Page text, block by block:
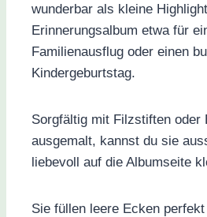
wunderbar als kleine
Erinnerungsalbum etwa für
Familienausflug oder einen
Kindergeburtstag.
Sorgfältig mit Filzstiften oder
ausgemalt, kannst du sie
liebevoll auf die Albumseite
Sie füllen leere Ecken